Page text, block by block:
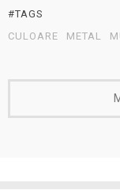
#TAGS
CULOARE
METAL